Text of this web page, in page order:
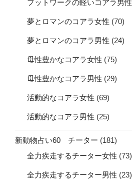
フットワークの軽いコアラ男性
夢とロマンのコアラ女性 (70)
夢とロマンのコアラ男性 (24)
母性豊かなコアラ女性 (75)
母性豊かなコアラ男性 (29)
活動的なコアラ女性 (69)
活動的なコアラ男性 (25)
新動物占い60 チーター (181)
全力疾走するチーター女性 (73)
全力疾走するチーター男性 (23)